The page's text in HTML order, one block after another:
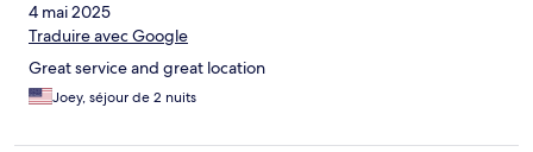
4 mai 2025
Traduire avec Google
Great service and great location
Joey, séjour de 2 nuits